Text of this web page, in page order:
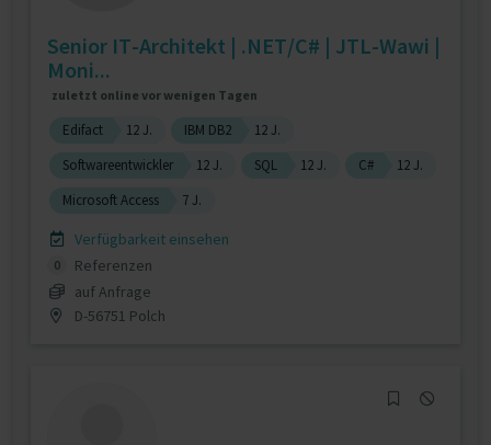
Senior IT-Architekt | .NET/C# | JTL-Wawi |
Moni...
zuletzt online vor wenigen Tagen
Edifact 12 J. IBM DB2
12 J.
Softwareentwickler
12 J. SQL 12 J. C#
12 J.
Microsoft Access
7 J.
Verfügbarkeit einsehen
0
Referenzen
auf Anfrage
D-56751 Polch